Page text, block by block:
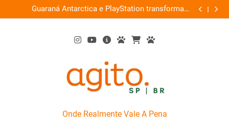
to
Guaraná Antarctica e PlayStation transformam
shopping em arena gamer gratuita
Busch
AgitoSP
Onde Realmente Vale A Pena